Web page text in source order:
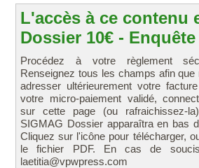
L'accès à ce contenu
Dossier 10€ - Enquête
Procédez à votre règlement
Renseignez tous les champs afin
adresser ultérieurement votre
votre micro-paiement validé,
sur cette page (ou rafraichissez-
SIGMAG Dossier apparaîtra en bas
Cliquez sur l'icône pour télécharger,
le fichier PDF. En cas de
laetitia@vpwpress.com